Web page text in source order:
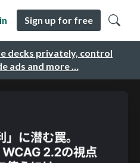
decks privately, control
ads and more …
Sign up for free